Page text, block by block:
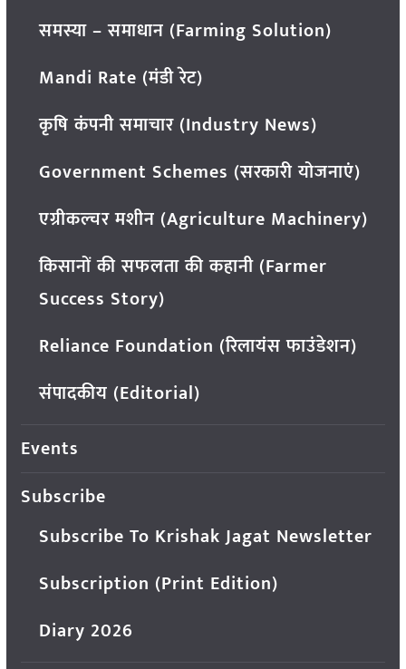
समस्या – समाधान (Farming Solution)
Mandi Rate (मंडी रेट)
कृषि कंपनी समाचार (Industry News)
Government Schemes (सरकारी योजनाएं)
एग्रीकल्चर मशीन (Agriculture Machinery)
किसानों की सफलता की कहानी (Farmer
Success Story)
Reliance Foundation (रिलायंस फाउंडेशन)
संपादकीय (Editorial)
Events
Subscribe
Subscribe To Krishak Jagat Newsletter
Subscription (Print Edition)
Diary 2026